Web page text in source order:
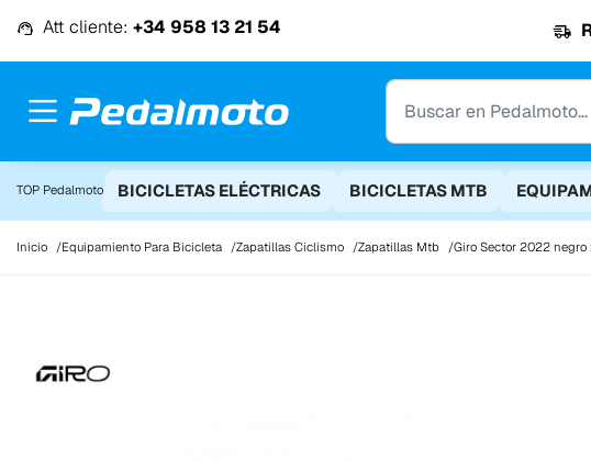
Att cliente: +34 958 13 21 54
TOP Pedalmoto BICICLETAS ELÉCTRICAS BICICLETAS MTB
Inicio Equipamiento Para Bicicleta Zapatillas Ciclismo Zapatillas Mtb Giro Sector 2022 negro